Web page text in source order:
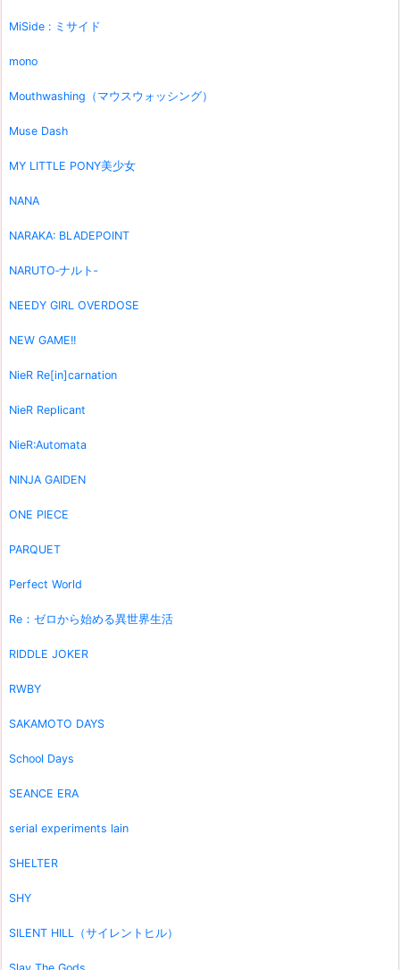
MiSide : ミサイド
mono
Mouthwashing（マウスウォッシング）
Muse Dash
MY LITTLE PONY美少女
NANA
NARAKA: BLADEPOINT
NARUTO‐ナルト‐
NEEDY GIRL OVERDOSE
NEW GAME!!
NieR Re[in]carnation
NieR Replicant
NieR:Automata
NINJA GAIDEN
ONE PIECE
PARQUET
Perfect World
Re：ゼロから始める異世界生活
RIDDLE JOKER
RWBY
SAKAMOTO DAYS
School Days
SEANCE ERA
serial experiments lain
SHELTER
SHY
SILENT HILL（サイレントヒル）